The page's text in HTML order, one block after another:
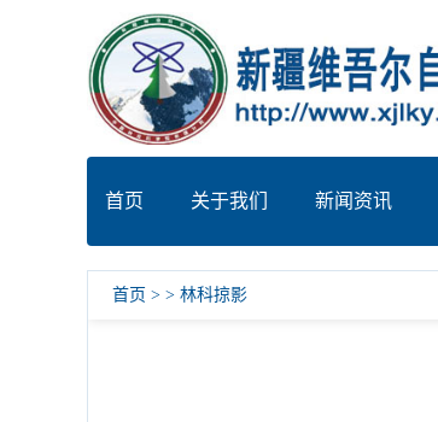
首页 关于我们 新闻资讯
首页 > > 林科掠影